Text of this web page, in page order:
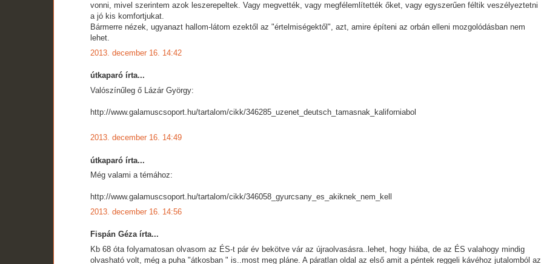
vonni, mivel szerintem azok leszerepeltek. Vagy megvették, vagy megfélemlítették őket, vagy egyszerűen féltik veszélyeztetni
a jó kis komfortjukat.
Bármerre nézek, ugyanazt hallom-látom ezektől az "értelmiségektől", azt, amire építeni az orbán elleni mozgolódásban nem
lehet.
2013. december 16. 14:42
útkaparó írta...
Valószínűleg ő Lázár György:
http://www.galamuscsoport.hu/tartalom/cikk/346285_uzenet_deutsch_tamasnak_kaliforniabol
2013. december 16. 14:49
útkaparó írta...
Még valami a témához:
http://www.galamuscsoport.hu/tartalom/cikk/346058_gyurcsany_es_akiknek_nem_kell
2013. december 16. 14:56
Fispán Géza írta...
Kb 68 óta folyamatosan olvasom az ÉS-t pár év bekötve vár az újraolvasásra..lehet, hogy hiába, de az ÉS valahogy mindig
olvasható volt, még a puha "átkosban " is..most meg pláne. A páratlan oldal az első amit a péntek reggeli kávéhoz jutalomból az